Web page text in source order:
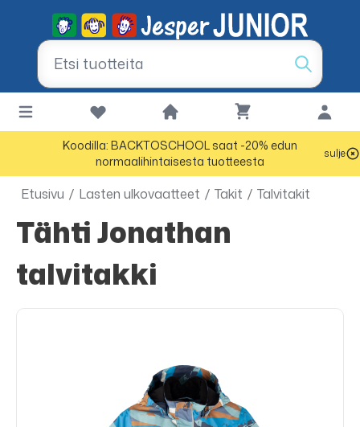
Koodilla: BACKTOSCHOOL saat -20% edun
normaalihintaisesta tuotteesta
sulje
Etusivu / Lasten ulkovaatteet / Takit / Talvitakit
Tähti Jonathan
talvitakki